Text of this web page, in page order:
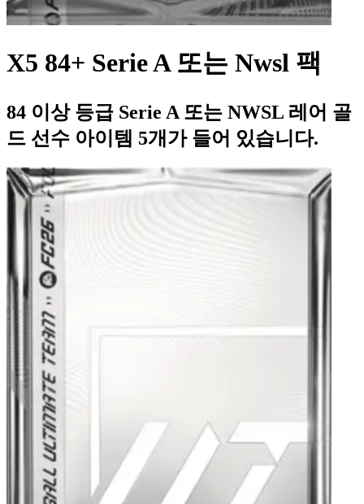
X5 84+ Serie A 또는 Nwsl 팩
84 이상 등급 Serie A 또는 NWSL 레어 골
드 선수 아이템 5개가 들어 있습니다.